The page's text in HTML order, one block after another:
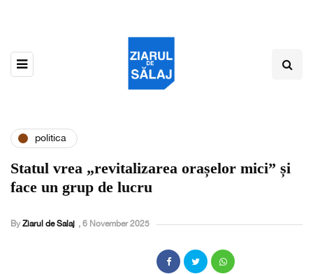
politica
Statul vrea „revitalizarea orașelor mici” și
face un grup de lucru
By Ziarul de Salaj , 6 November 2025